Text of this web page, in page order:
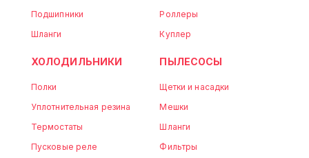
Подшипники
Шланги
Роллеры
Куплер
ХОЛОДИЛЬНИКИ
Полки
Уплотнительная резина
Термостаты
Пусковые реле
ПЫЛЕСОСЫ
Щетки и насадки
Мешки
Шланги
Фильтры